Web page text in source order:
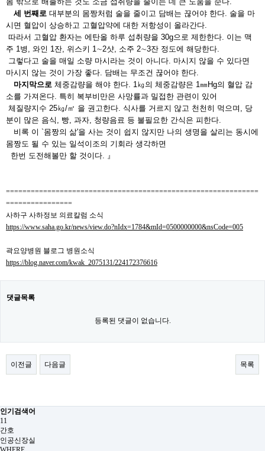
세 번째로 대부분의 몸짱처럼 술을 줄이고 담배는 끊어야 한다. 술을 마
시면 혈압이 상승하고 고혈압약에 대한 저항성이 올라간다.
따라서 고혈압 환자는 에탄올 하루 섭취량을 30g으로 제한한다. 이는 맥
주 1병, 와인 1잔, 위스키 1∼2샷, 소주 2∼3잔 정도에 해당한다.
그렇다고 술을 매일 소량 마시라는 것이 아니다. 마시지 않을 수 있다면
마시지 않는 것이 가장 좋다. 담배는 무조건 끊어야 한다.
마지막으로 체중감량을 해야 한다. 1㎏의 체중감량은 1㎜Hg의 혈압 감
소를 가져온다. 특히 복부비만은 사망률과 밀접한 관련이 있어
체질량지수 25㎏/㎡ 을 권고한다. 식사를 거르지 않고 천천히 먹으며, 당
분이 많은 음식, 빵, 과자, 청량음료 등 불필요한 간식은 피한다.
비록 이 `몸짱의 삶'을 사는 것이 쉽지 않지만 나의 생명을 살리는 동시에
몸짱도 될 수 있는 일석이조의 기회라 생각하면
한번 도전해볼만 할 것이다. 』
=============================================================
================
사하구 사하정보 의료칼럼 소식
https://www.saha.go.kr/news/view.do?nIdx=1784&mId=0500000000&nsCode=005
곽요양병원 블로그 병원소식
https://blog.naver.com/kwak_2075131/224172376616
댓글목록
등록된 댓글이 없습니다.
이전글 다음글 목록
인기검색어
11
간호
인공신장실